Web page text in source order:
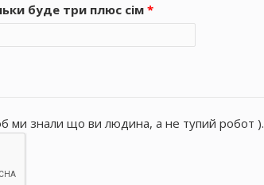
буде три плюс сім*
ми знали що ви людина, а не тупий робот ).